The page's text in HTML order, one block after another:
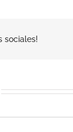
sociales!